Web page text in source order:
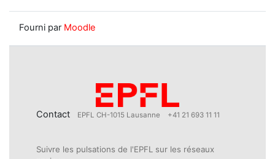
Fourni par Moodle
Contact EPFL CH-1015 Lausanne +41 21 693 11 11
Suivre les pulsations de l'EPFL sur les réseaux